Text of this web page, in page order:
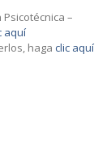
Psicotécnica –
aquí
haga clic aquí